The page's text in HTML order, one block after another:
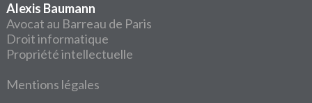
Alexis Baumann
Avocat au Barreau de Paris
Droit informatique
Propriété intellectuelle
Mentions légales